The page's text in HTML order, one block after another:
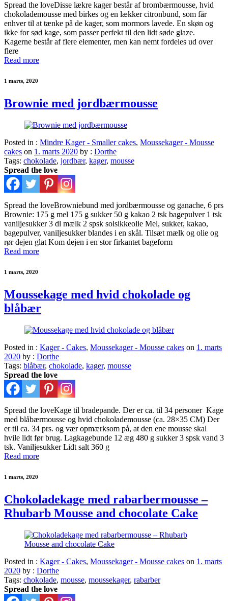
Spread the loveDisse lækre kager består af brombærmousse, hvid
chokolademousse med birkes og en lækker citronbund, som får
enhver til at tænke på de kager, som mormors lavede. En skøn og
ikke for sød kage, som passer perfekt til den lidt søde glaze.
Kagerne består af flere elementer, men kan nemt fordeles ud over
flere
Read more
1 marts, 2020
Brownie med jordbærmousse
Posted in : Mindre Kager - Smaller cakes, Moussekager - Mousse
cakes on 1. marts 2020 by : Dorthe
Tags: chokolade, jordbær, kager, mousse
Spread the love
Spread the loveBrowniebund med jordbærmousse og ganache, 6 prs
Brownie: 175 g mel 175 g sukker 50 g kakao 2 tsk bagepulver 1 tsk
vaniljesukker 3 dl mælk 2 spsk solsikkeolie Mel, sukker, kakao,
bagepulver, vaniljesukker blandes i en skål. Tilsæt mælk og olie og
rør dejen glat Kom dejen i en stor firkantet bageform
Read more
1 marts, 2020
Moussekage med hvid chokolade og
blåbær
Posted in : Kager - Cakes, Moussekager - Mousse cakes on 1. marts
2020 by : Dorthe
Tags: blåbær, chokolade, kager, mousse
Spread the love
Spread the loveKage til bradepande. Der er ca. til 34 personer Kage
med blåbærmousse og hvid chokolademousse (ca. 28×35 CM) Der
er til ca. 34 prs. og vær opmærksom på, at den ene mousse skal
hvile lidt før brug. Lagkagebunde 12 æg 480 g sukker 3 spsk vand 3
tsk. Vaniljesukker Lidt salt 360 g
Read more
1 marts, 2020
Chokoladekage med rabarbermousse –
Rhubarb Mousse and chocolate Cake
Posted in : Kager - Cakes, Moussekager - Mousse cakes on 1. marts
2020 by : Dorthe
Tags: chokolade, mousse, moussekager, rabarber
Spread the love